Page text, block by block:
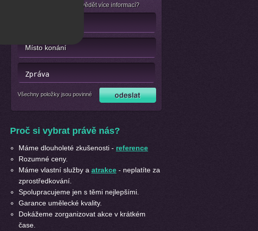
Nebo se jen chcete dozvědět více informací?
Všechny položky jsou povinné
Proč si vybrat právě nás?
Máme dlouholeté zkušenosti - reference
Rozumné ceny.
Máme vlastní služby a atrakce - neplatíte za
zprostředkování.
Spolupracujeme jen s těmi nejlepšími.
Garance umělecké kvality.
Dokážeme zorganizovat akce v krátkém
čase.